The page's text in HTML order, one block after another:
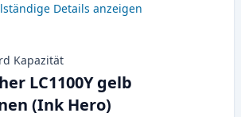
Details anzeigen
Kapazität
LC1100Y gelb
(Ink Hero)